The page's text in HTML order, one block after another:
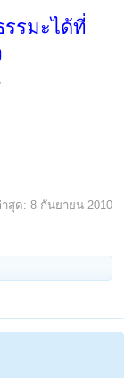
รมะได้ที่
สุด: 8 กันยายน 2010